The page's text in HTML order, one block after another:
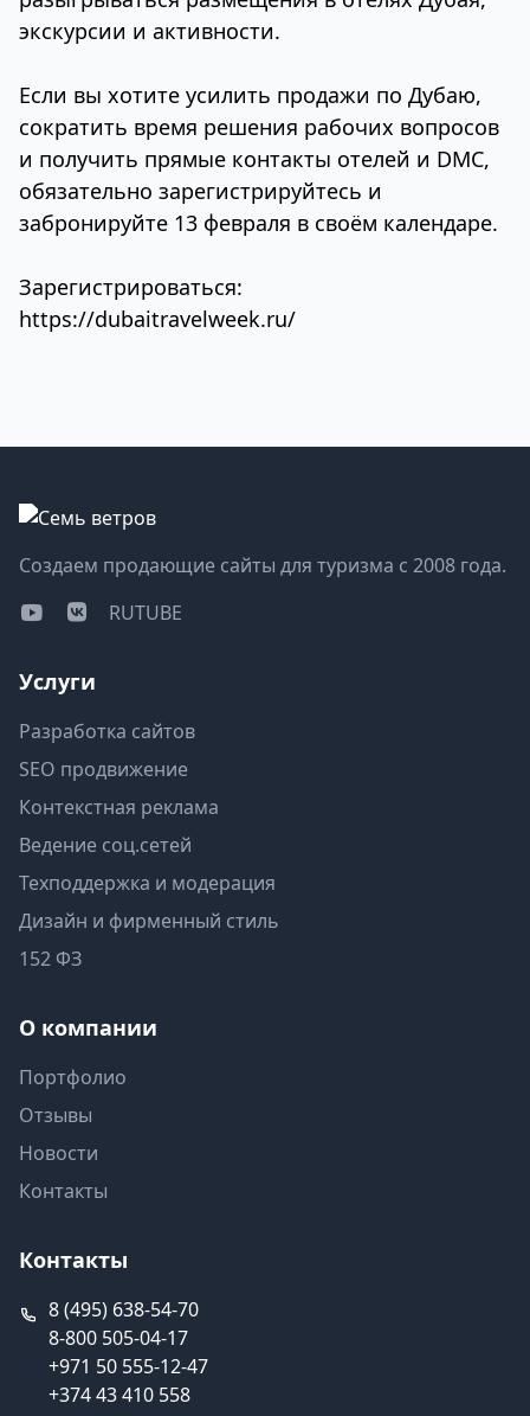
экскурсии и активности.
Если вы хотите усилить продажи по Дубаю,
сократить время решения рабочих вопросов
и получить прямые контакты отелей и DMC,
обязательно зарегистрируйтесь и
забронируйте 13 февраля в своём календаре.
Зарегистрироваться:
https://dubaitravelweek.ru/
Создаем продающие сайты для туризма с 2008 года.
RUTUBE
Услуги
Разработка сайтов
SEO продвижение
Контекстная реклама
Ведение соц.сетей
Техподдержка и модерация
Дизайн и фирменный стиль
152 ФЗ
О компании
Портфолио
Отзывы
Новости
Контакты
Контакты
8 (495) 638-54-70
8-800 505-04-17
+971 50 555-12-47
+374 43 410 558